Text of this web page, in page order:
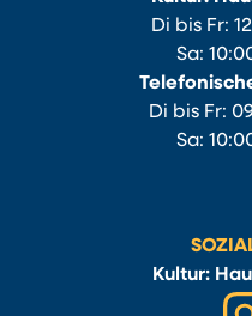
Di bis Fr:
Sa:
Di bis Fr:
Sa:
Kultur: